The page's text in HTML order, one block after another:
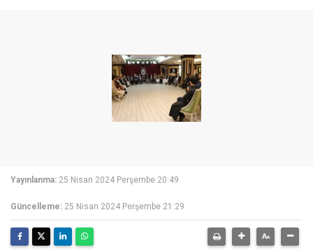
Yayınlanma: 25 Nisan 2024 Perşembe 20:49
Güncelleme: 25 Nisan 2024 Perşembe 21:29